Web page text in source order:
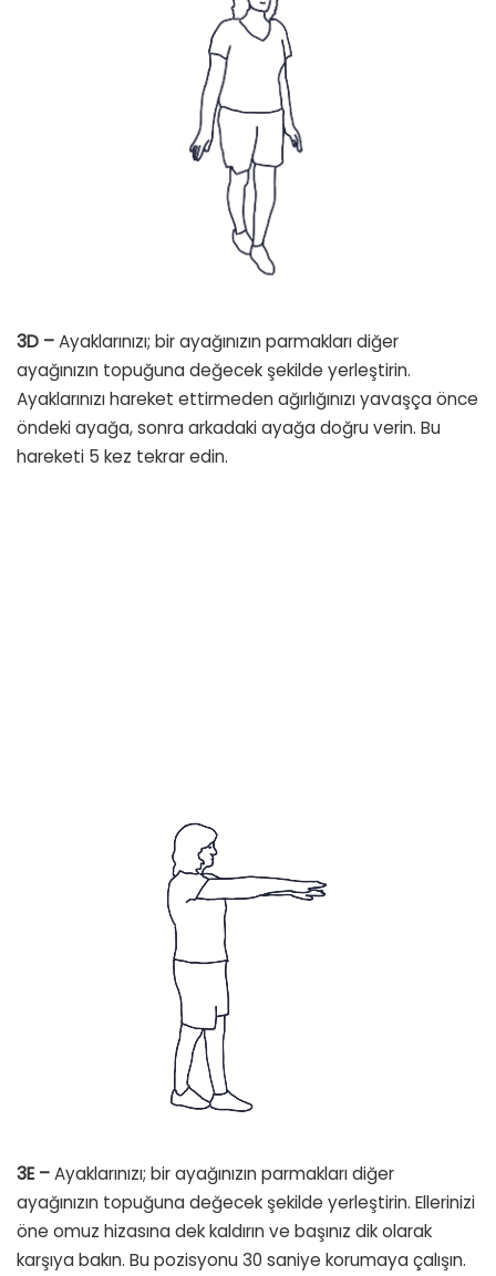
3D –Ayaklarınızı; bir ayağınızın parmakları diğer
ayağınızın topuğuna değecek şekilde yerleştirin.
Ayaklarınızı hareket ettirmeden ağırlığınızı yavaşça önce
öndeki ayağa, sonra arkadaki ayağa doğru verin. Bu
hareketi 5 kez tekrar edin.
3E –Ayaklarınızı; bir ayağınızın parmakları diğer
ayağınızın topuğuna değecek şekilde yerleştirin. Ellerinizi
öne omuz hizasına dek kaldırın ve başınız dik olarak
karşıya bakın. Bu pozisyonu 30 saniye korumaya çalışın.